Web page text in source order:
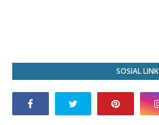
SOSIAL LINK